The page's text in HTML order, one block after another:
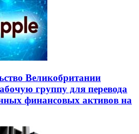
Великобритании
группу для перевода
финансовых активов на